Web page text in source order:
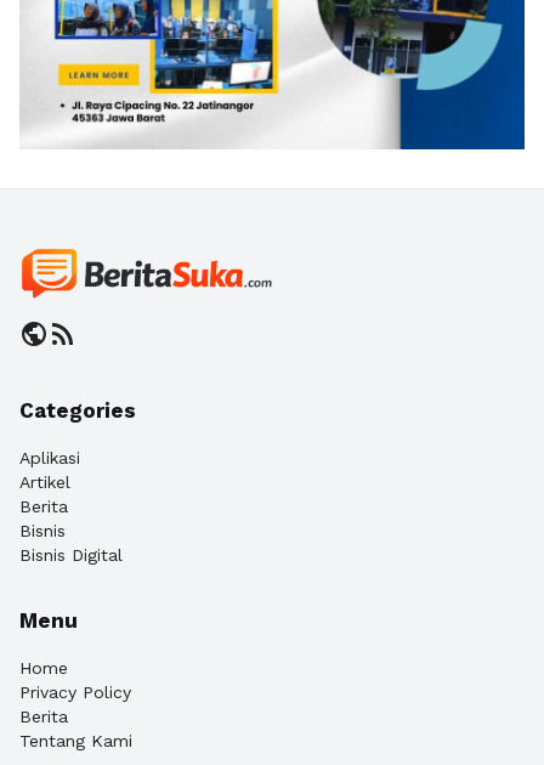
publicrss_feed
Categories
Aplikasi
Artikel
Berita
Bisnis
Bisnis Digital
Menu
Home
Privacy Policy
Berita
Tentang Kami